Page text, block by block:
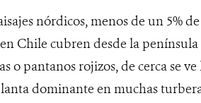
nórdicos, menos de un 5%
Chile cubren desde la
o pantanos rojizos, de cerca se
dominante en muchas